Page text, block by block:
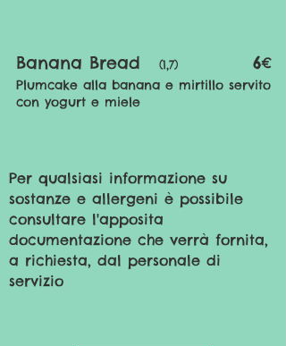
Banana Bread (1,7) 6€
Plumcake alla banana e mirtillo servito
con yogurt e miele
Per qualsiasi informazione su
sostanze e allergeni è possibile
consultare l'apposita
documentazione che verrà fornita,
a richiesta, dal personale di
servizio